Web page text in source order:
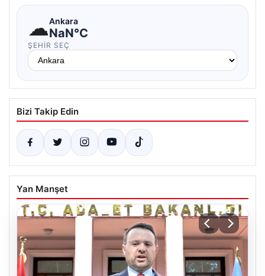
☁Ankara
NaN°C
ŞEHIR SEÇ
Bizi Takip Edin
Yan Manşet